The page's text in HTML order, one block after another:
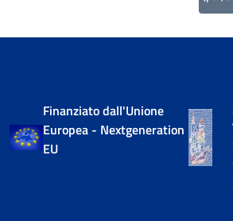
Finanziato dall'Unione
Europea - Nextgeneration
EU